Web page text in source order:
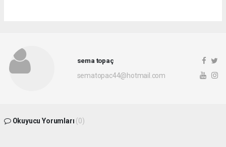
sema topaç
sematopac44@hotmail.com
Okuyucu Yorumları (0)